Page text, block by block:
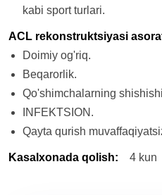
kabi sport turlari.
ACL rekonstruktsiyasi
Doimiy og'riq.
Beqarorlik.
Qo'shimchalarning
INFEKTSION.
Qayta qurish
Kasalxonada qolish: 4 kun